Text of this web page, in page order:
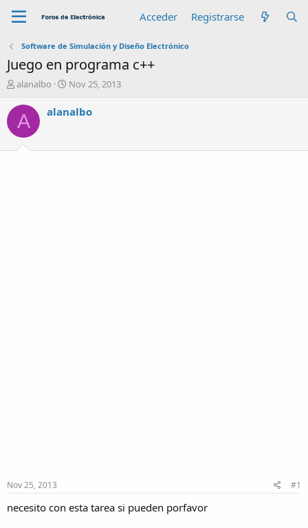
Acceder Registrarse
Software de Simulación y Diseño Electrónico
Juego en programa c++
A
t
o
r
alanalbo
F
c
Nov 25, 2013
A alanalbo
Nov 25, 2013 #1
necesito con esta tarea si pueden porfavor